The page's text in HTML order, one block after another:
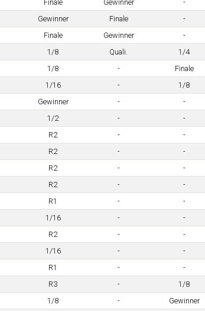
Finale Gewinner -
Gewinner Finale -
Finale Gewinner -
1/8 Quali. 1/4
1/8 - Finale
1/16 - 1/8
Gewinner - -
1/2 - -
R2 - -
R2 - -
R2 - -
R2 - -
R1 - -
1/16 - -
R2 - -
1/16 - -
R1 - -
R3 - 1/8
1/8 - Gewinner